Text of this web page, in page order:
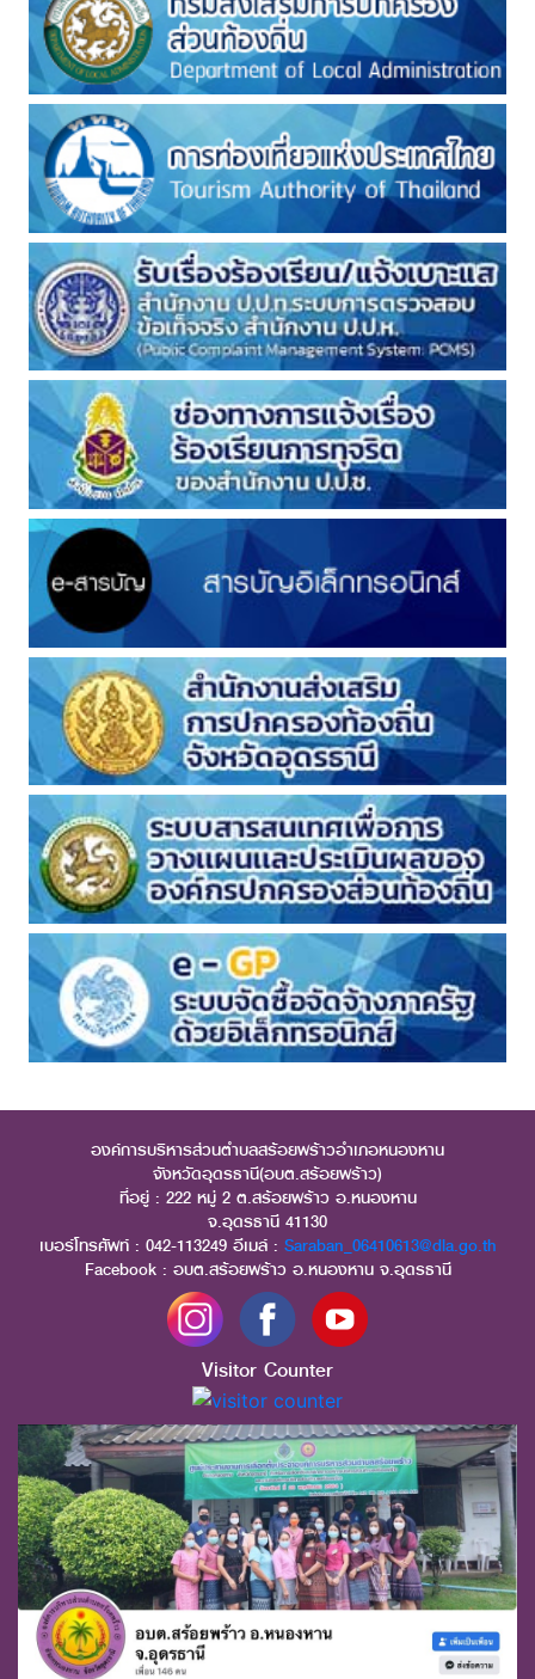
องค์การบริหารส่วนตำบลสร้อยพร้าวอำเภอหนองหาน
จังหวัดอุดรธานี(อบต.สร้อยพร้าว)
ที่อยู่ : 222 หมู่ 2 ต.สร้อยพร้าว อ.หนองหาน
จ.อุดรธานี 41130
เบอร์โทรศัพท์ : 042-113249 อีเมล์ : Saraban_06410613@dla.go.th
Facebook : อบต.สร้อยพร้าว อ.หนองหาน จ.อุดรธานี
Visitor Counter